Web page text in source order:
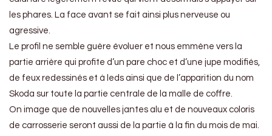
les phares. La face avant se fait ainsi plus nerveuse ou
agressive.
Le profil ne semble guère évoluer et nous emmène vers la
partie arrière qui profite d’un pare choc et d’une jupe modifiés,
de feux redessinés et à leds ainsi que de l’apparition du nom
Skoda sur toute la partie centrale de la malle de coffre.
On image que de nouvelles jantes alu et de nouveaux coloris
de carrosserie seront aussi de la partie à la fin du mois de mai.